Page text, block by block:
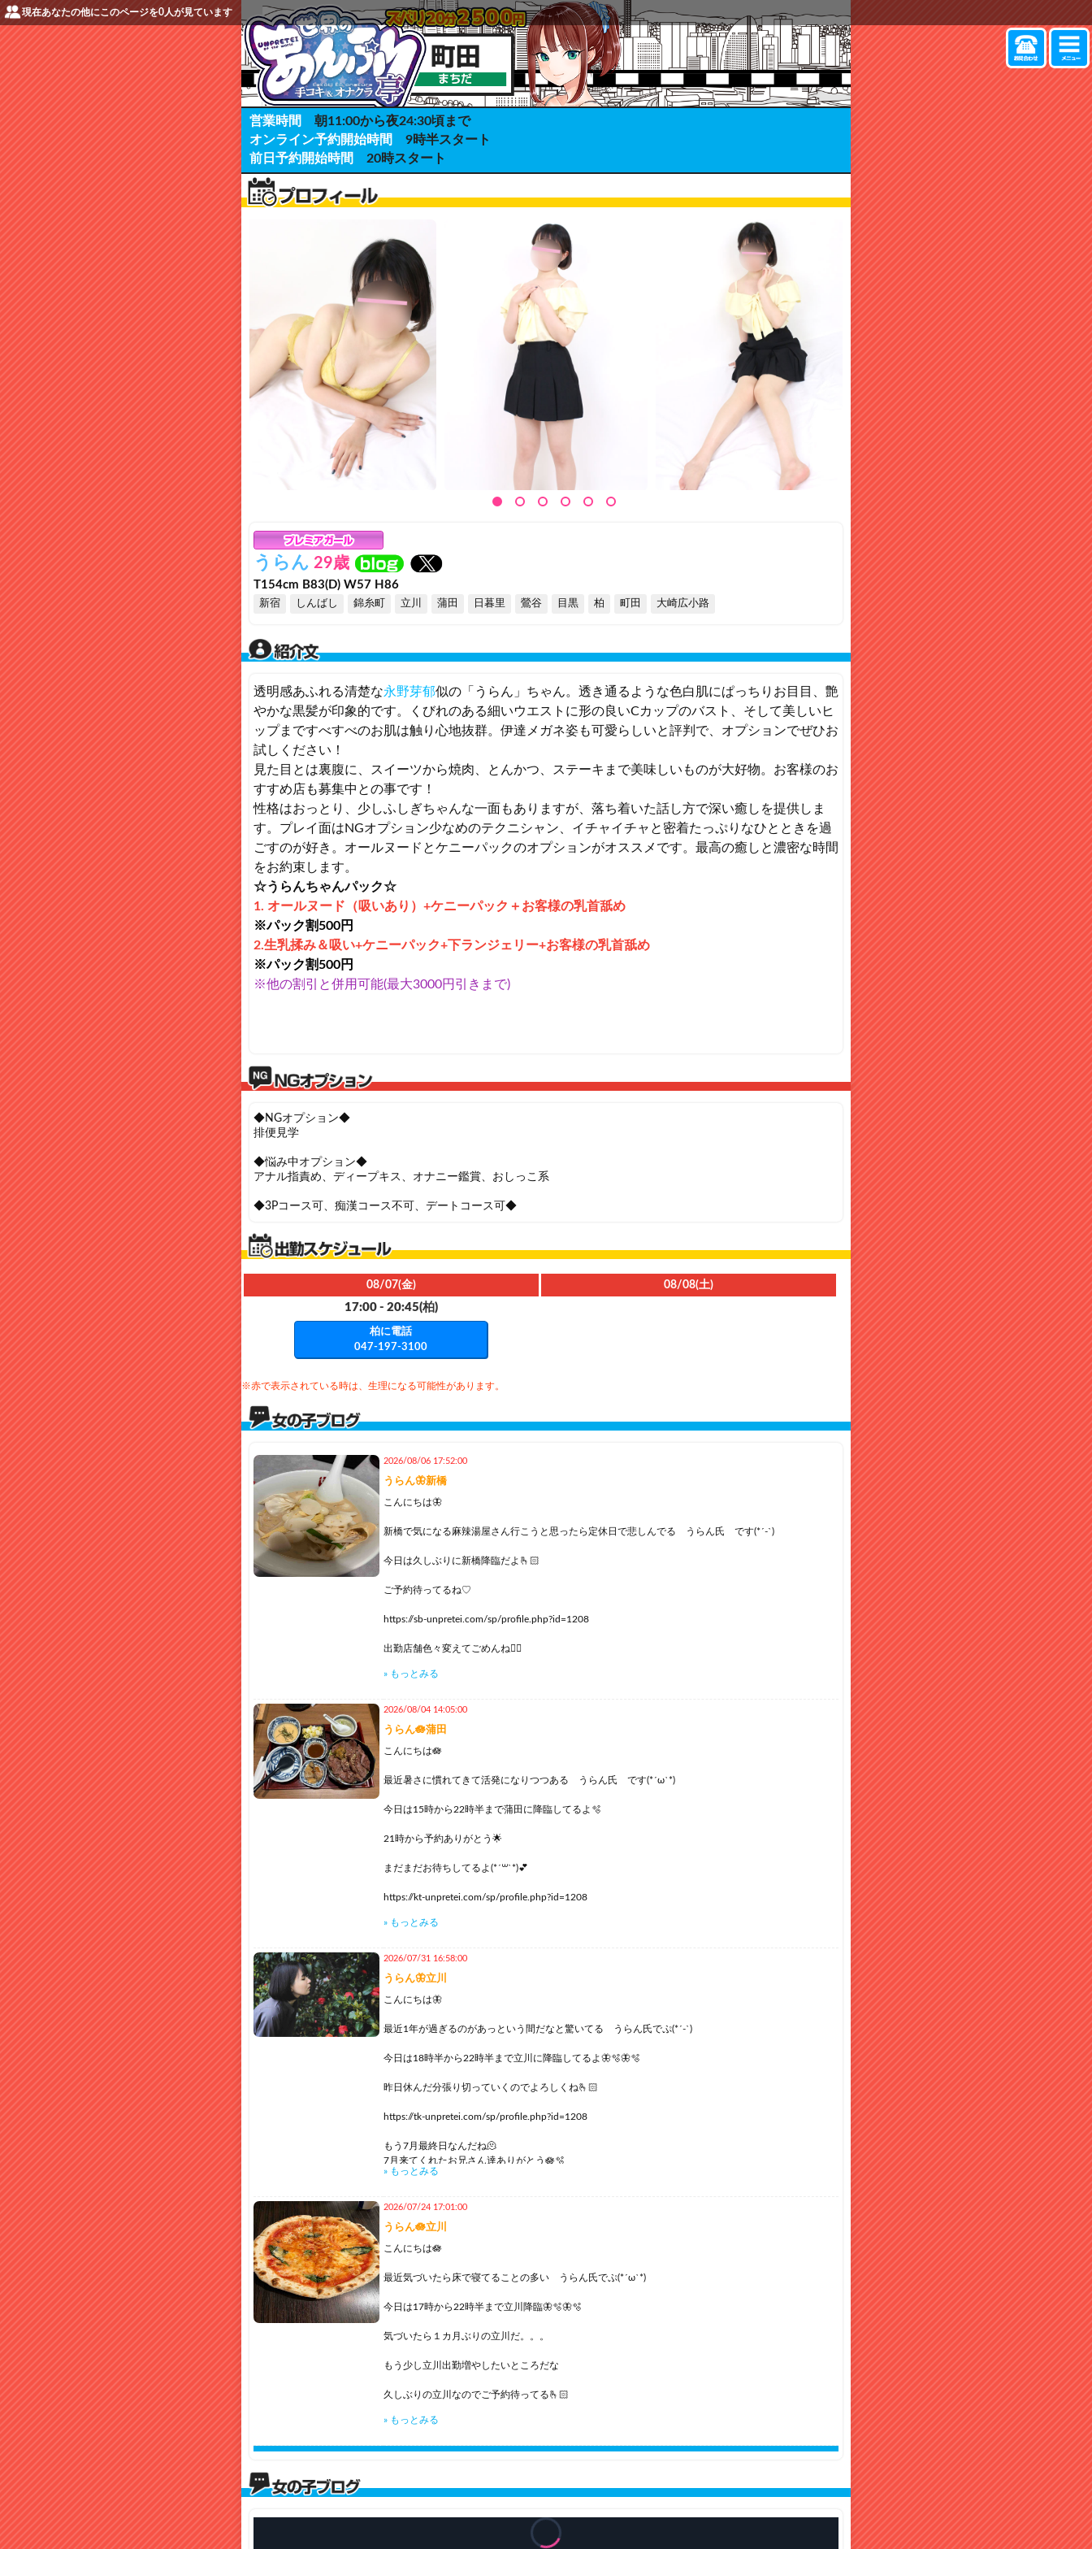
営業時間
朝11:00から夜24:30頃まで
オンライン予約開始時間
9時半スタート
前日予約開始時間
20時スタート
うらん 29歳
T154cm B83(D) W57 H86
新宿 しんばし 錦糸町 立川 蒲田 日暮里 鶯谷 目黒 柏 町田 大崎広小路
透明感あふれる清楚な永野芽郁似の「うらん」ちゃん。透き通るような色白肌にぱっちりお目目、艶
やかな黒髪が印象的です。くびれのある細いウエストに形の良いCカップのバスト、そして美しいヒ
ップまですべすべのお肌は触り心地抜群。伊達メガネ姿も可愛らしいと評判で、オプションでぜひお
試しください！
見た目とは裏腹に、スイーツから焼肉、とんかつ、ステーキまで美味しいものが大好物。お客様のお
すすめ店も募集中との事です！
性格はおっとり、少しふしぎちゃんな一面もありますが、落ち着いた話し方で深い癒しを提供しま
す。プレイ面はNGオプション少なめのテクニシャン、イチャイチャと密着たっぷりなひとときを過
ごすのが好き。オールヌードとケニーパックのオプションがオススメです。最高の癒しと濃密な時間
をお約束します。
☆うらんちゃんパック☆
1. オールヌード（吸いあり）+ケニーパック＋お客様の乳首舐め
※パック割500円
2.生乳揉み＆吸い+ケニーパック+下ランジェリー+お客様の乳首舐め
※パック割500円
※他の割引と併用可能(最大3000円引きまで)
◆NGオプション◆
排便見学
◆悩み中オプション◆
アナル指責め、ディープキス、オナニー鑑賞、おしっこ系
◆3Pコース可、痴漢コース不可、デートコース可◆
08/07(金) 08/08(土)
17:00 - 20:45(柏)
柏に電話
047-197-3100
※赤で表示されている時は、生理になる可能性があります。
2026/08/06 17:52:00
うらん🦋新橋
こんにちは🦋
新橋で気になる麻辣湯屋さん行こうと思ったら定休日で悲しんでる うらん氏 です(*´-`)
今日は久しぶりに新橋降臨だよ🫰🏻
ご予約待ってるね♡
https://sb-unpretei.com/sp/profile.php?id=1208
出勤店舗色々変えてごめんね🙇‍♀️
来週は蒲田はもちろん立川、日暮里もいこうと思う🌟
まだ何曜日とか詳しいことは決まってないけど、リクエストあったらコメント、DMお願いします🪷
Xにも載せた通り最近麻辣湯ハマってる
画像の通り赤いスパイスが浮いてないので安定の0辛！あと全体的に白い🤍お餅と湯葉は必須かな！麻辣
» もっとみる
2026/08/04 14:05:00
うらん🪷蒲田
こんにちは🪷
最近暑さに慣れてきて活発になりつつある うらん氏 です(*´ω`*)
今日は15時から22時半まで蒲田に降臨してるよ🫧
21時から予約ありがとう🌟
まだまだお待ちしてるよ(*´꒳`*)💕
https://kt-unpretei.com/sp/profile.php?id=1208
今日は早く起きたので新宿と蒲田ぶらぶらしてた
もう既に一万歩歩いてる🤣
健康になるね笑笑
よ✨✨
» もっとみる
2026/07/31 16:58:00
うらん🦋立川
こんにちは🦋
最近1年が過ぎるのがあっという間だなと驚いてる うらん氏でぷ(*´-`)
今日は18時半から22時半まで立川に降臨してるよ🦋🫧🦋🫧
昨日休んだ分張り切っていくのでよろしくね🫰🏻
https://tk-unpretei.com/sp/profile.php?id=1208
もう7月最終日なんだね🫠
7月来てくれたお兄さん達ありがとう🪷🫧
限り🥰
7月は数年ぶりにお会いする方々も多くまたうらん氏を思い出してくれたことに喜んでるよ🌻
鼻が綺麗と良く言われて鼻が高いうらん氏です🫰🏻笑笑
X @yuruinichijyo
https://x.com/yuruinichijyo
凍結しないようにゆる〜く日常やお礼、出勤情報を呟いてるよ🔮
0️⃣1️⃣ @uran_unpri
» もっとみる
2026/07/24 17:01:00
うらん🪷立川
こんにちは🪷
最近気づいたら床で寝てることの多い うらん氏でぷ(*´ω`*)
今日は17時から22時半まで立川降臨🦋🫧🦋🫧
気づいたら１カ月ぶりの立川だ。。。
もう少し立川出勤増やしたいところだな
久しぶりの立川なのでご予約待ってる🫰🏻
https://tk-unpretei.com/sp/profile.php?id=1208
最近暑すぎて飲み物の消費が多すぎる。。
普段コンビニで見ないペットボトルのお茶
Twitterにも載せたけど蒲田のイタリアンで食べたピザ。歓迎っていう中華料理屋の中国人のオーナーさ
» もっとみる
現在あなたの他にこのページを0人が見ています